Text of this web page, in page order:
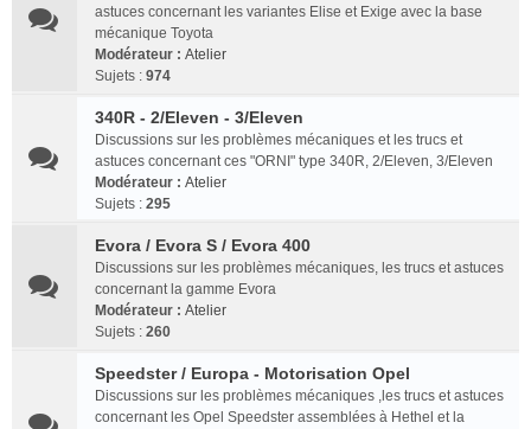
astuces concernant les variantes Elise et Exige avec la base
mécanique Toyota
Modérateur : Atelier
Sujets : 974
340R - 2/Eleven - 3/Eleven
Discussions sur les problèmes mécaniques et les trucs et
astuces concernant ces "ORNI" type 340R, 2/Eleven, 3/Eleven
Modérateur : Atelier
Sujets : 295
Evora / Evora S / Evora 400
Discussions sur les problèmes mécaniques, les trucs et astuces
concernant la gamme Evora
Modérateur : Atelier
Sujets : 260
Speedster / Europa - Motorisation Opel
Discussions sur les problèmes mécaniques ,les trucs et astuces
concernant les Opel Speedster assemblées à Hethel et la